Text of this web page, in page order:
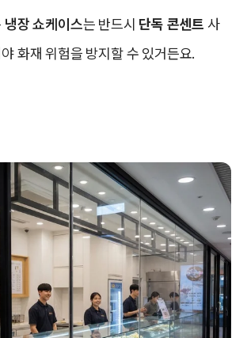
냉장 쇼케이스는 반드시 단독 콘센트 사
화재 위험을 방지할 수 있거든요.